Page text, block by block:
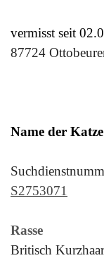
vermisst seit
87724
Name der
S2753071
Rasse
Britisch Kurzhaar